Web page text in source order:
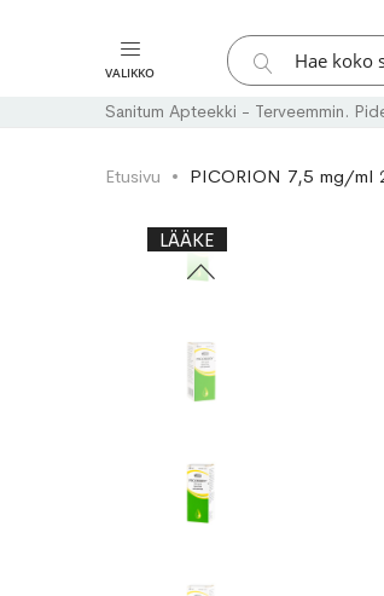
VALIKKO
Hae
Hae
Sanitum Apteekki - Terveemmin.
Etusivu PICORION 7,5 mg/ml
Skip
images
Skip
images
LÄÄKE